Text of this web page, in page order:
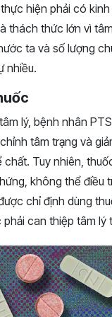
hiện phải có
thách thức lớn vì
ta và số lượng
nhiều.
lý, bệnh nhân
tâm trạng và
Tuy nhiên,
không thể điều
chỉ định dùng
can thiệp tâm lý